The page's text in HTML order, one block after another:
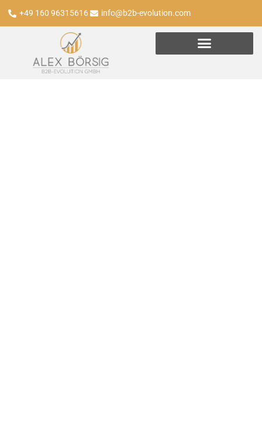
+49 160 96315616 info@b2b-evolution.com